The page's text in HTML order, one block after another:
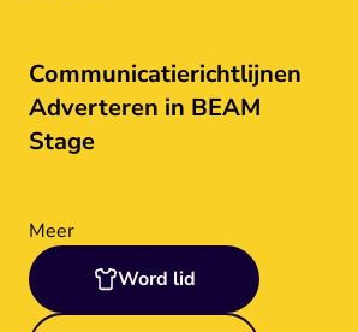
Communicatierichtlijnen
Adverteren in BEAM
Stage
Meer
Word lid